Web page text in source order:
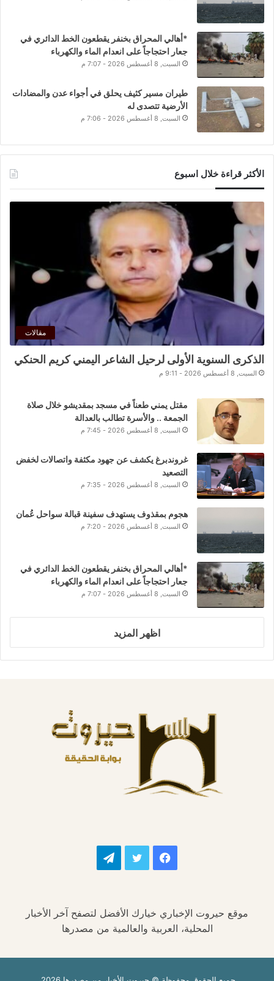
*أهالي المحراق بخنفر يقطعون الخط الدائري في
جعار احتجاجاً على انعدام الماء والكهرباء
السبت, 8 أغسطس 2026 - 7:07 م
طيران مسير كثيف يحلق في أجواء عدن والمضادات
الأرضية تتصدى له
السبت, 8 أغسطس 2026 - 7:06 م
الأكثر قراءة خلال اسبوع
مقالات
الذكرى السنوية الأولى لرحيل الشاعر اليمني كريم الحنكي
السبت, 8 أغسطس 2026 - 9:11 م
مقتل يمني طعناً في مسجد بمقديشو خلال صلاة
الجمعة .. والأسرة تطالب بالعدالة
السبت, 8 أغسطس 2026 - 7:45 م
غروندبرغ يكشف عن جهود مكثفة واتصالات لخفض
التصعيد
السبت, 8 أغسطس 2026 - 7:35 م
هجوم بمقذوف يستهدف سفينة قبالة سواحل عُمان
السبت, 8 أغسطس 2026 - 7:20 م
*أهالي المحراق بخنفر يقطعون الخط الدائري في
جعار احتجاجاً على انعدام الماء والكهرباء
السبت, 8 أغسطس 2026 - 7:07 م
اظهر المزيد
فيسبوك تويتر تيلقرام
موقع حيروت الإخباري خيارك الأفضل لتصفح آخر الأخبار
المحلية، العربية والعالمية من مصدرها